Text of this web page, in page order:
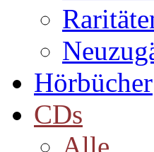
Hörbücher
CDs